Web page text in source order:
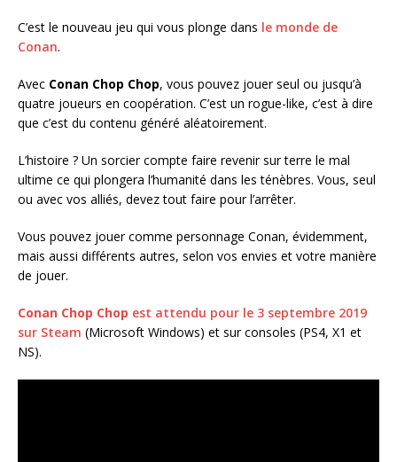
C’est le nouveau jeu qui vous plonge dans le monde de
Conan.
Avec Conan Chop Chop, vous pouvez jouer seul ou jusqu’à
quatre joueurs en coopération. C’est un rogue-like, c’est à dire
que c’est du contenu généré aléatoirement.
L’histoire ? Un sorcier compte faire revenir sur terre le mal
ultime ce qui plongera l’humanité dans les ténèbres. Vous, seul
ou avec vos alliés, devez tout faire pour l’arrêter.
Vous pouvez jouer comme personnage Conan, évidemment,
mais aussi différents autres, selon vos envies et votre manière
de jouer.
Conan Chop Chop est attendu pour le 3 septembre 2019
sur Steam (Microsoft Windows) et sur consoles (PS4, X1 et
NS).